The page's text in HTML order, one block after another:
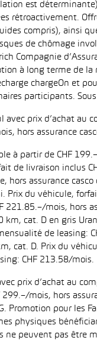
est
rétroactivement.
compris), ainsi
de chômage
Compagnie
à long terme de
chargeOn et
participants.
avec prix d’achat
hors assurance
à partir de CHF
de livraison inclus
hors assurance
du véhicule,
221.85.–/mois, hors
cat. D en gris
de leasing:
cat. D. Prix du
CHF 213.58/mois.
prix d’achat au
mois, hors
Promotion pour les
physiques
ne peuvent pas être